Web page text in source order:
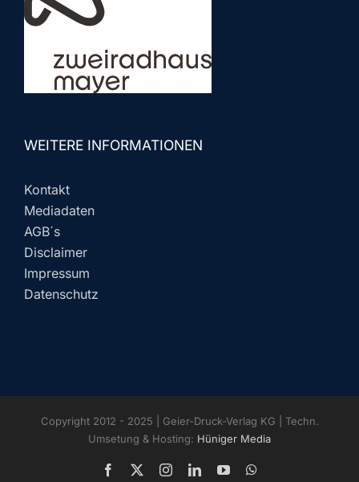
WEITERE INFORMATIONEN
Kontakt
Mediadaten
AGB´s
Disclaimer
Impressum
Datenschutz
Copyright 2012 - 2025 | Geier-Druck-Verlag KG | Techn.
Umsetung & Hosting: Hüniger Media
Facebook InstagramLinkedInYouTube